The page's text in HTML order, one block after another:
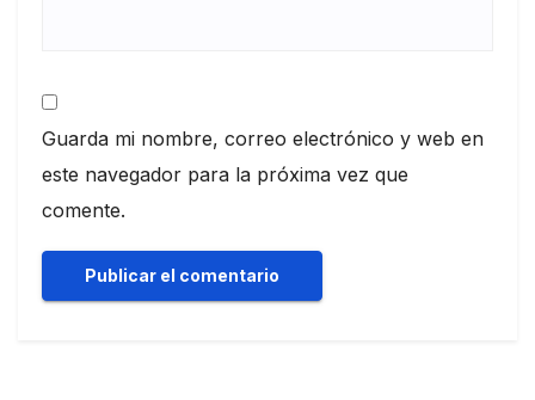
Guarda mi nombre, correo electrónico y web en
este navegador para la próxima vez que
comente.